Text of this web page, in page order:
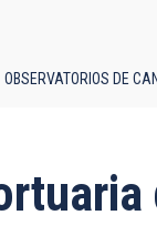
OBSERVATORIOS DE